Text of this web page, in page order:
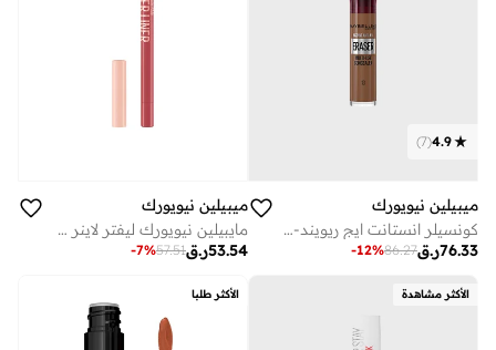
4.9
(
7
)
ميبيلين نيويورك
كونسيلر انستانت ايج ريويند- 13 كاكاو
ر.ق76.33
86.27
-12%
ميبيلين نيويورك
مايبيلين نيويورك ليفتر لاينر 09 بيكينغ - محدد شفاه يحتوي على حمض الهيالورونيك.
ر.ق53.54
57.51
-7%
الأكثر مشاهدة الأكثر طلبا